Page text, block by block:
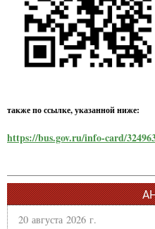
также по ссылке, указанной ниже:
https://bus.gov.ru/info-card/
20 августа 2026 г.